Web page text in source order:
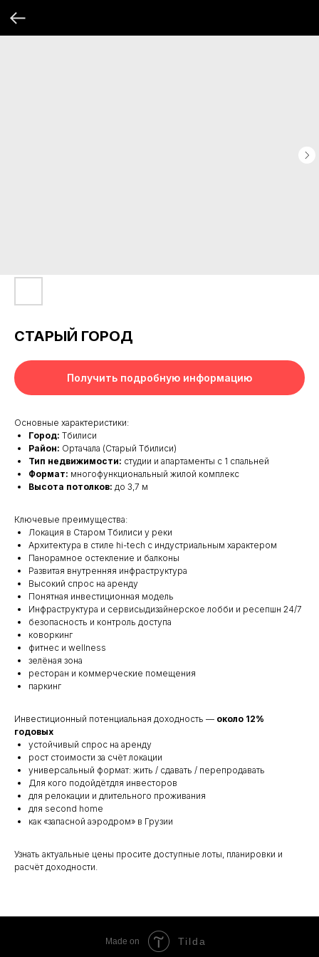
СТАРЫЙ ГОРОД
Получить подробную информацию
Основные характеристики:
Город: Тбилиси
Район: Ортачала (Старый Тбилиси)
Тип недвижимости: студии и апартаменты с 1 спальней
Формат: многофункциональный жилой комплекс
Высота потолков: до 3,7 м
Ключевые преимущества:
Локация в Старом Тбилиси у реки
Архитектура в стиле hi-tech с индустриальным характером
Панорамное остекление и балконы
Развитая внутренняя инфраструктура
Высокий спрос на аренду
Понятная инвестиционная модель
Инфраструктура и сервисыдизайнерское лобби и ресепшн 24/7
безопасность и контроль доступа
коворкинг
фитнес и wellness
зелёная зона
ресторан и коммерческие помещения
паркинг
Инвестиционный потенциальная доходность — около 12%
годовых
устойчивый спрос на аренду
рост стоимости за счёт локации
универсальный формат: жить / сдавать / перепродавать
Для кого подойдётдля инвесторов
для релокации и длительного проживания
для second home
как «запасной аэродром» в Грузии
Узнать актуальные цены просите доступные лоты, планировки и
расчёт доходности.
Made on Tilda